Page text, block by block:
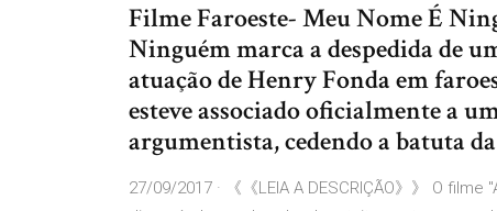
Filme Faroeste- Meu Nome É
Ninguém marca a despedida de
atuação de Henry Fonda em
esteve associado oficialmente a
argumentista, cedendo a batuta
27/09/2017 · 《《LEIA A DESCRIÇÃO》》 O filme